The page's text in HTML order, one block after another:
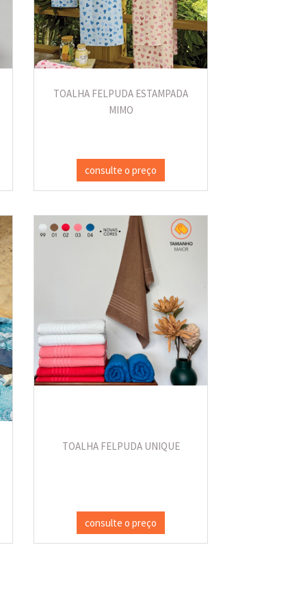
TOALHA FELPUDA ESTAMPADA
MIMO
consulte o preço
TOALHA FELPUDA UNIQUE
consulte o preço